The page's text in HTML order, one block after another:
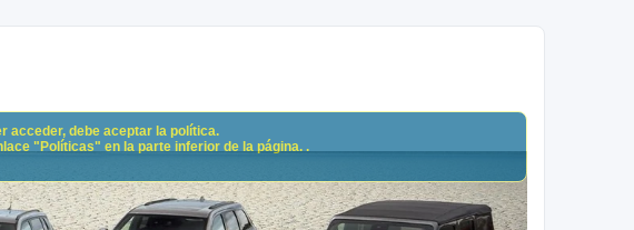
acceder, debe aceptar la política.
"Políticas" en la parte inferior de la página. .